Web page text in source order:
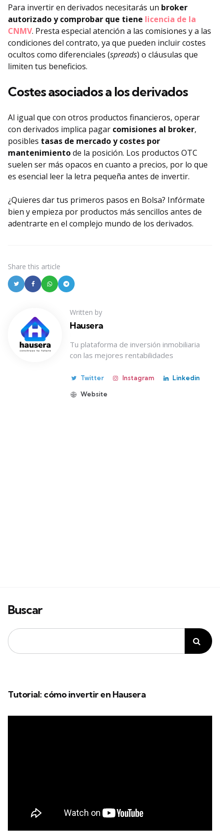
Para invertir en derivados necesitarás un broker
autorizado y comprobar que tiene licencia de la
CNMV. Presta especial atención a las comisiones y a las
condiciones del contrato, ya que pueden incluir costes
ocultos como diferenciales (spreads) o cláusulas que
limiten tus beneficios.
Costes asociados a los derivados
Al igual que con otros productos financieros, operar
con derivados implica pagar comisiones al broker,
posibles tasas de mercado y costes por
mantenimientode la posición. Los productos OTC
suelen ser más opacos en cuanto a precios, por lo que
es esencial leer la letra pequeña antes de invertir.
¿Quieres dar tus primeros pasos en Bolsa? Infórmate
bien y empieza por productos más sencillos antes de
adentrarte en el complejo mundo de los derivados.
Share this article
Written by
Hausera
Tu plataforma de inversión inmobiliaria
con las mejores rentabilidades
Twitter Instagram Linkedin
Website
Buscar
Tutorial: cómo invertir en Hausera